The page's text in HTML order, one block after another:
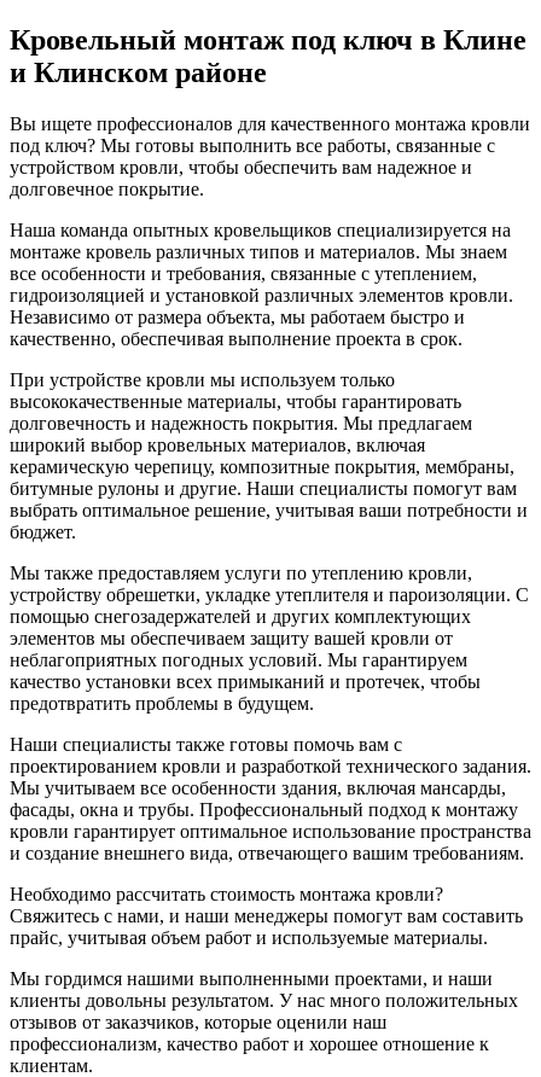
Кровельный монтаж под ключ в Клине
и Клинском районе
Вы ищете профессионалов для качественного монтажа кровли
под ключ? Мы готовы выполнить все работы, связанные с
устройством кровли, чтобы обеспечить вам надежное и
долговечное покрытие.
Наша команда опытных кровельщиков специализируется на
монтаже кровель различных типов и материалов. Мы знаем
все особенности и требования, связанные с утеплением,
гидроизоляцией и установкой различных элементов кровли.
Независимо от размера объекта, мы работаем быстро и
качественно, обеспечивая выполнение проекта в срок.
При устройстве кровли мы используем только
высококачественные материалы, чтобы гарантировать
долговечность и надежность покрытия. Мы предлагаем
широкий выбор кровельных материалов, включая
керамическую черепицу, композитные покрытия, мембраны,
битумные рулоны и другие. Наши специалисты помогут вам
выбрать оптимальное решение, учитывая ваши потребности и
бюджет.
Мы также предоставляем услуги по утеплению кровли,
устройству обрешетки, укладке утеплителя и пароизоляции. С
помощью снегозадержателей и других комплектующих
элементов мы обеспечиваем защиту вашей кровли от
неблагоприятных погодных условий. Мы гарантируем
качество установки всех примыканий и протечек, чтобы
предотвратить проблемы в будущем.
Наши специалисты также готовы помочь вам с
проектированием кровли и разработкой технического задания.
Мы учитываем все особенности здания, включая мансарды,
фасады, окна и трубы. Профессиональный подход к монтажу
кровли гарантирует оптимальное использование пространства
и создание внешнего вида, отвечающего вашим требованиям.
Необходимо рассчитать стоимость монтажа кровли?
Свяжитесь с нами, и наши менеджеры помогут вам составить
прайс, учитывая объем работ и используемые материалы.
Мы гордимся нашими выполненными проектами, и наши
клиенты довольны результатом. У нас много положительных
отзывов от заказчиков, которые оценили наш
профессионализм, качество работ и хорошее отношение к
клиентам.